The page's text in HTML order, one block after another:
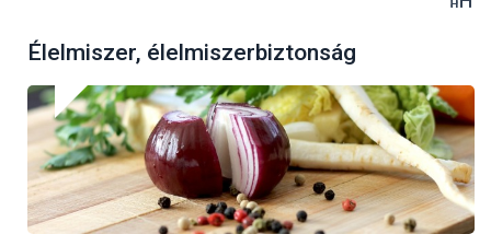
Élelmiszer, élelmiszerbiztonság